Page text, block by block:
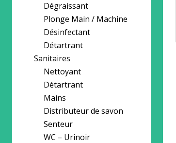
Dégraissant
Plonge Main / Machine
Désinfectant
Détartrant
Sanitaires
Nettoyant
Détartrant
Mains
Distributeur de savon
Senteur
WC – Urinoir